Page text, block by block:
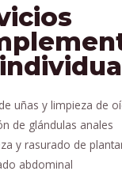
uñas y limpieza de
de glándulas anales
y rasurado de
abdominal